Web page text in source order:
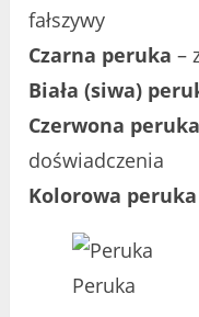
fałszywy
Czarna peruka –
Biała (siwa)
Czerwona peruka
doświadczenia
Kolorowa peruka
Peruka